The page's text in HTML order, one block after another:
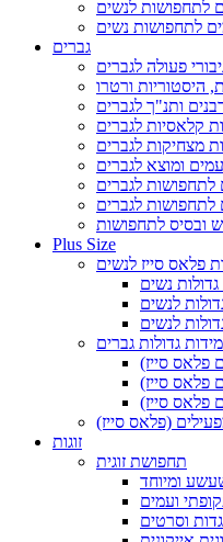
לתחפושות לנשים
לתחפושות נשים
גברים
פעולה לגברים
היסטוריות ורטרו
ותנ"ך לגברים
קלאסיות לגברים
מצחיקות לגברים
ומוצא לגברים
לתחפושות לגברים
לתחפושות לגברים
Plus Size
פלאס סייז לנשים
נשים
לנשים
לנשים
גדולות גברים
פלאס סייז)
פלאס סייז)
פלאס סייז)
(פלאס סייז)
זוגות
תחפושת זוגית
ומיוחד
ועמים
וסרטים